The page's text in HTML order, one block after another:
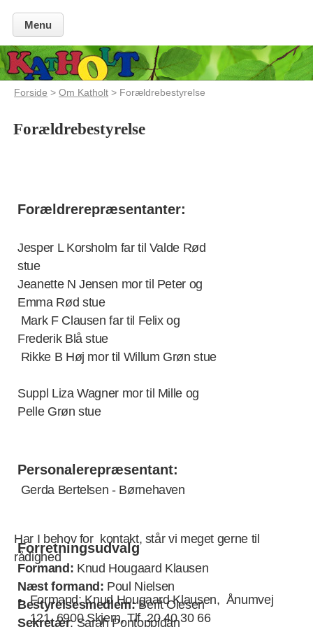
Menu
Forside >Om Katholt > Forældrebestyrelse
Forældrebestyrelse
Forældrerepræsentanter:
Jesper L Korsholm far til Valde Rød
stue
Jeanette N Jensen mor til Peter og
Emma Rød stue
Mark F Clausen far til Felix og
Frederik Blå stue
Rikke B Høj mor til Willum Grøn stue
Suppl Liza Wagner mor til Mille og
Pelle Grøn stue
Personalerepræsentant:
Gerda Bertelsen - Børnehaven
Forretningsudvalg
Formand: Knud Hougaard Klausen
Næst formand: Poul Nielsen
Bestyrelsesmedlem:Berit Olesen
Sekretær: Sarah Pontoppidan
Har I behov for kontakt, står vi meget gerne til
rådighed
Formand: Knud Hougaard Klausen, Ånumvej
121, 6900 Skjern, Tlf. 20 40 30 66